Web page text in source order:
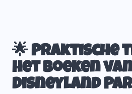
🌟 Praktische
het boeken
Disneyland